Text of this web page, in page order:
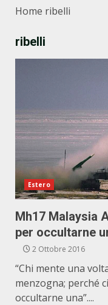
Home ribelli
ribelli
Estero
Mh17 Malaysia
per occultarne
2 Ottobre 2016
“Chi mente una
menzogna; perché
occultarne una”....